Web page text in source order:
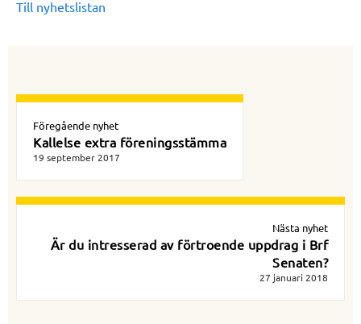
Till nyhetslistan
Föregående nyhet
Kallelse extra föreningsstämma
19 september 2017
Nästa nyhet
Är du intresserad av förtroende uppdrag i Brf
Senaten?
27 januari 2018